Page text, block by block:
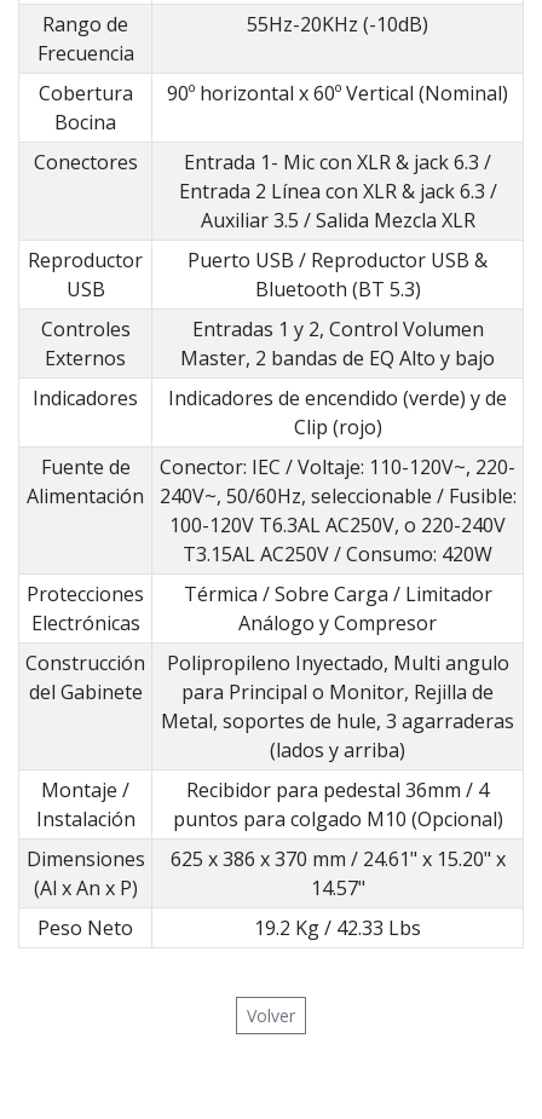
Rango de
Frecuencia
55Hz-20KHz (-10dB)
Cobertura
Bocina
90º horizontal x 60º Vertical (Nominal)
Conectores
Entrada 1- Mic con XLR & jack 6.3 /
Entrada 2 Línea con XLR & jack 6.3 /
Auxiliar 3.5 / Salida Mezcla XLR
Reproductor
USB
Puerto USB / Reproductor USB &
Bluetooth (BT 5.3)
Controles
Externos
Entradas 1 y 2, Control Volumen
Master, 2 bandas de EQ Alto y bajo
Indicadores
Indicadores de encendido (verde) y de
Clip (rojo)
Fuente de
Alimentación
Conector: IEC / Voltaje: 110-120V~, 220-
240V~, 50/60Hz, seleccionable / Fusible:
100-120V T6.3AL AC250V, o 220-240V
T3.15AL AC250V / Consumo: 420W
Protecciones
Electrónicas
Térmica / Sobre Carga / Limitador
Análogo y Compresor
Construcción
del Gabinete
Polipropileno Inyectado, Multi angulo
para Principal o Monitor, Rejilla de
Metal, soportes de hule, 3 agarraderas
(lados y arriba)
Montaje /
Instalación
Recibidor para pedestal 36mm / 4
puntos para colgado M10 (Opcional)
Dimensiones
(Al x An x P)
625 x 386 x 370 mm / 24.61" x 15.20" x
14.57"
Peso Neto
19.2 Kg / 42.33 Lbs
Volver